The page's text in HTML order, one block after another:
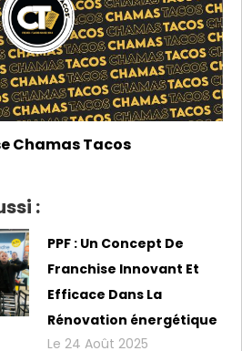
Chamas Tacos
:
PPF : Un Concept De
Franchise Innovant Et
Efficace Dans La
Rénovation énergétique
Le 24 Août 2025